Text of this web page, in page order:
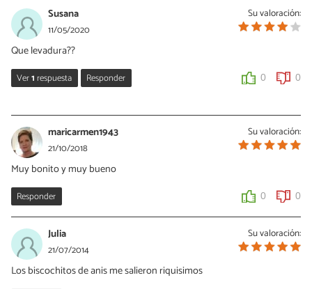
Su valoración:
Susana
11/05/2020
Que levadura??
Ver1respuesta Responder 0 0
01/03/2022
Probablemente es la fresca, debido a la cantidad. Yo utilicé esa y
quedaron bien.
Su valoración:
maricarmen1943
21/10/2018
Muy bonito y muy bueno
Responder 0 0
Su valoración:
Julia
21/07/2014
Los biscochitos de anis me salieron riquisimos